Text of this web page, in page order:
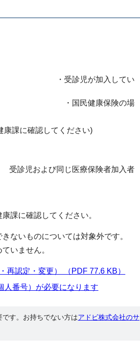
入してい
保険の場
康課に確認してください)
保険者加入者
課に確認してください。
ないものについては対象外です。
いません。
再認定・変更） （PDF 77.6 KB）
人番号）が必要になります
す。お持ちでない方はアドビ株式会社のサ